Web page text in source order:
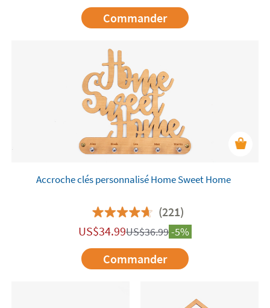
Commander
Accroche clés personnalisé Home Sweet Home
(221)
US$34.99US$36.99-5%
Commander